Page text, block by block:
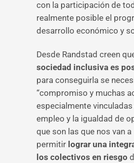
con la participación de
realmente posible el
desarrollo económico y
Desde Randstad creen
sociedad inclusiva es
para conseguirla se
“compromiso y muchas
especialmente vinculadas
empleo y la igualdad de
que son las que nos van a
permitir lograr una
los colectivos en riesgo